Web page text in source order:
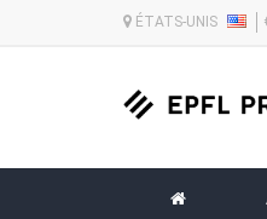
ÉTATS-UNIS